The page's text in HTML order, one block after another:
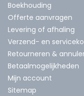
Boekhouding
Offerte aanvragen
Levering of afhaling
Verzend- en
Retourneren &
Betaalmogelijkheden
Mijn account
Sitemap